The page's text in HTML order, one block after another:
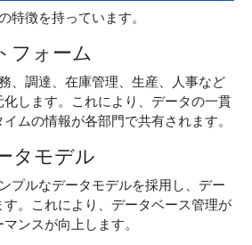
特徴を持っています。
フォーム
、調達、在庫管理、生産、人事など
します。これにより、データの一貫
ムの情報が各部門で共有されます。
タモデル
プルなデータモデルを採用し、デー
す。これにより、データベース管理が
ンスが向上します。